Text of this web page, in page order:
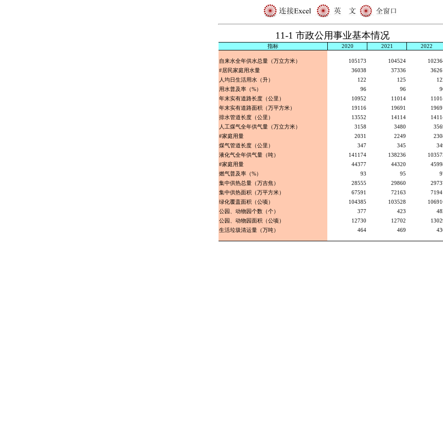
11-1 市政公用事业基本情况
指标 2020 2021 2022
自来水全年供水总量（万立方米） 105173 104524
#居民家庭用水量
36038 37336
人均日生活用水（升）
122 125
用水普及率（%）
96 96
年末实有道路长度（公里）
10952 11014
年末实有道路面积（万平方米）
19116 19691
排水管道长度（公里）
13552 14114
人工煤气全年供气量（万立方米）
3158 3480
#家庭用量
2031 2249
煤气管道长度（公里）
347 345
液化气全年供气量（吨）
141174 138236
#家庭用量
44377 44320
燃气普及率（%）
93 95
集中供热总量（万吉焦）
28555 29860
集中供热面积（万平方米）
67591 72163
绿化覆盖面积（公顷）
104385 103528
公园、动物园个数（个）
377 423
公园、动物园面积（公顷）
12730 12702
生活垃圾清运量（万吨）
464 469